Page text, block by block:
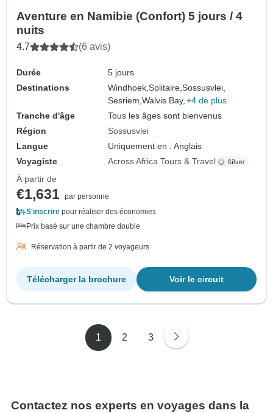
Aventure en Namibie (Confort) 5 jours / 4
nuits
4.7 (6 avis)
Durée
5 jours
Destinations
Windhoek,Solitaire,Sossusvlei,
Sesriem,Walvis Bay, +4 de plus
Tranche d'âge
Tous les âges sont bienvenus
Région
Sossusvlei
Langue
Uniquement en : Anglais
Voyagiste
Across Africa Tours & Travel
À partir de
€1,631 par personne
S'inscrire pour réaliser des économies
Prix basé sur une chambre double
Réservation à partir de 2 voyageurs
Voir le circuit
Télécharger la brochure
1 2 3
Contactez nos experts en voyages dans la